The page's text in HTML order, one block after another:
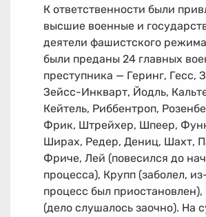
К ответственности были
высшие военные и
деятели фашистского
были преданы 24 главных
преступника — Геринг, Гесс,
Зейсc-Инкварт, Йодль,
Кейтель, Риббентроп,
Фрик, Штрейхер, Шпеер,
Ширах, Редер, Дениц, Шахт,
Фриче, Лей (повесился до
процесса), Крупп (заболел,
процесс был
(дело слушалось заочно). На